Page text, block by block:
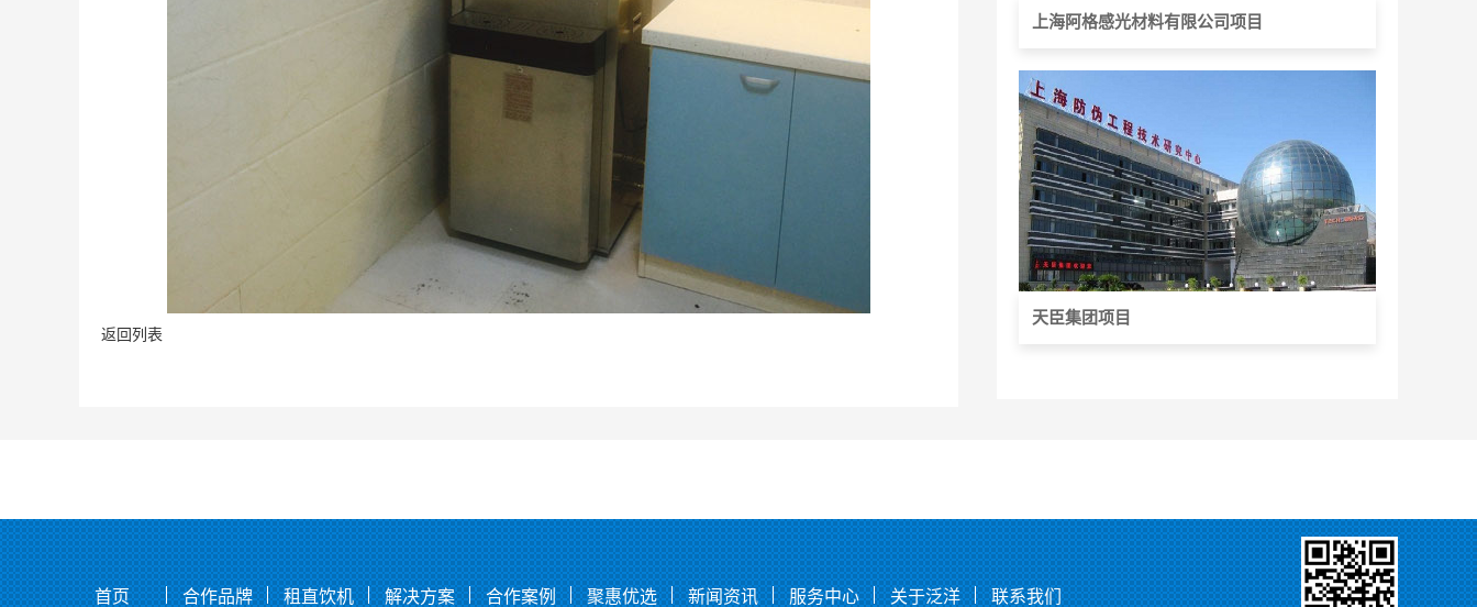
返回列表
上海阿格感光材料有限公司项目
天臣集团项目
首页 合作品牌 租直饮机 解决方案 合作案例 聚惠优选 新闻资讯 服务中心 关于泛洋 联系我们